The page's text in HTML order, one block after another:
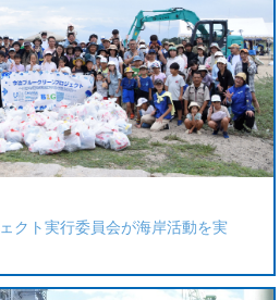
クト実行委員会が海岸活動を実